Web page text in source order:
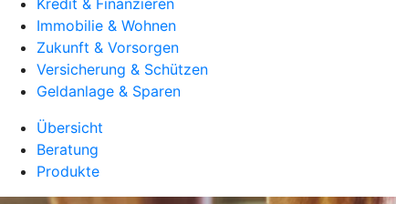
Kredit & Finanzieren
Immobilie & Wohnen
Zukunft & Vorsorgen
Versicherung & Schützen
Geldanlage & Sparen
Übersicht
Beratung
Produkte